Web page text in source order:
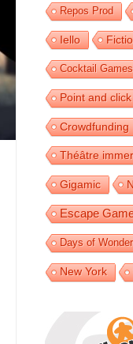
Repos Prod
Iello
Cocktail Games
Point and click
Crowdfunding
Théâtre
Gigamic
Escape
Days of Wonder
New York